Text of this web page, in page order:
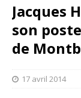
Jacques
son
de
17 avril 2014